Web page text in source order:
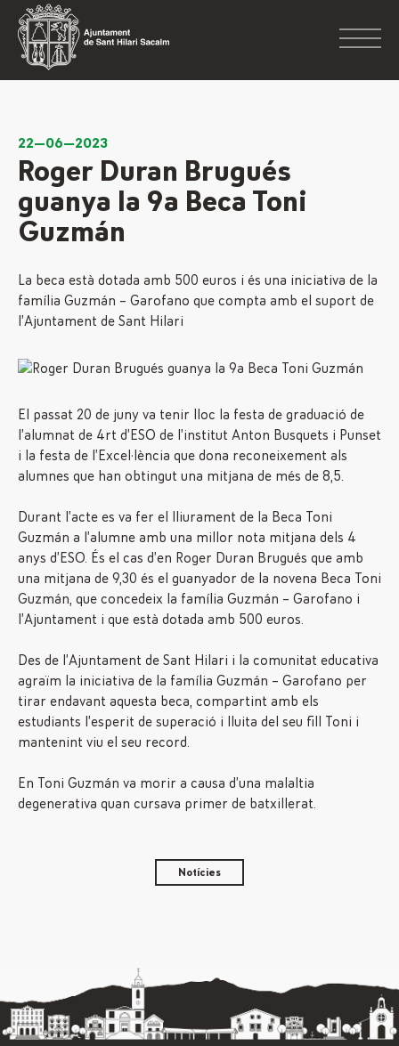
22—06—2023
Roger Duran Brugués
guanya la 9a Beca Toni
Guzmán
La beca està dotada amb 500 euros i és una iniciativa de la
família Guzmán – Garofano que compta amb el suport de
l’Ajuntament de Sant Hilari
El passat 20 de juny va tenir lloc la festa de graduació de
l’alumnat de 4rt d’ESO de l’institut Anton Busquets i Punset
i la festa de l’Excel·lència que dona reconeixement als
alumnes que han obtingut una mitjana de més de 8,5.
Durant l’acte es va fer el lliurament de la Beca Toni
Guzmán a l’alumne amb una millor nota mitjana dels 4
anys d’ESO. És el cas d’en Roger Duran Brugués que amb
una mitjana de 9,30 és el guanyador de la novena Beca Toni
Guzmán, que concedeix la família Guzmán – Garofano i
l’Ajuntament i que està dotada amb 500 euros.
Des de l’Ajuntament de Sant Hilari i la comunitat educativa
agraïm la iniciativa de la família Guzmán – Garofano per
tirar endavant aquesta beca, compartint amb els
estudiants l’esperit de superació i lluita del seu fill Toni i
mantenint viu el seu record.
En Toni Guzmán va morir a causa d’una malaltia
degenerativa quan cursava primer de batxillerat.
Notícies